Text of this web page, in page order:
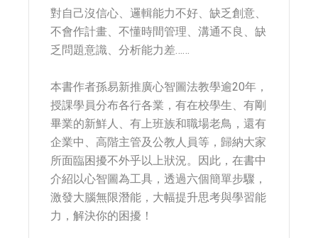
對自己沒信心、邏輯能力不好、缺乏創意、
不會作計畫、不懂時間管理、溝通不良、缺
乏問題意識、分析能力差……
本書作者孫易新推廣心智圖法教學逾20年，
授課學員分布各行各業，有在校學生、有剛
畢業的新鮮人、有上班族和職場老鳥，還有
企業中、高階主管及公教人員等，歸納大家
所面臨困擾不外乎以上狀況。因此，在書中
介紹以心智圖為工具，透過六個簡單步驟，
激發大腦無限潛能，大幅提升思考與學習能
力，解決你的困擾！